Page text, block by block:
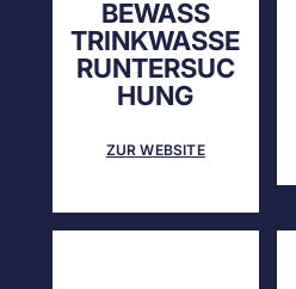
BEWASS
TRINKWASSE
RUNTERSUC
HUNG
ZUR WEBSITE